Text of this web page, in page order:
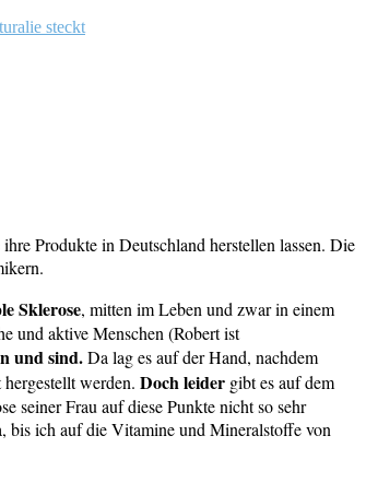
steckt
ihre Produkte in Deutschland herstellen lassen. Die
Sklerose, mitten im Leben und zwar in einem
und aktive Menschen (Robert ist
und sind.Da lag es auf der Hand, nachdem
werden. Doch leider gibt es auf dem
seiner Frau auf diese Punkte nicht so sehr
bis ich auf die Vitamine und Mineralstoffe von